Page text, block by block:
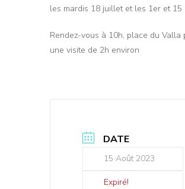
les mardis 18 juillet et les 1er et 15
Rendez-vous à 10h, place du Valla
une visite de 2h environ
DATE
15 Août 2023
Expiré!